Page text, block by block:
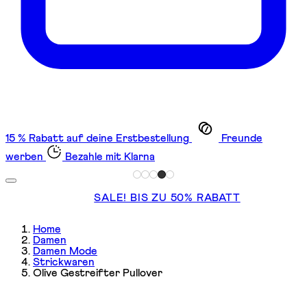
15 % Rabatt auf deine Erstbestellung
Freunde
werben
Bezahle mit Klarna
SALE! BIS ZU 50% RABATT
Home
Damen
Damen Mode
Strickwaren
Olive Gestreifter Pullover